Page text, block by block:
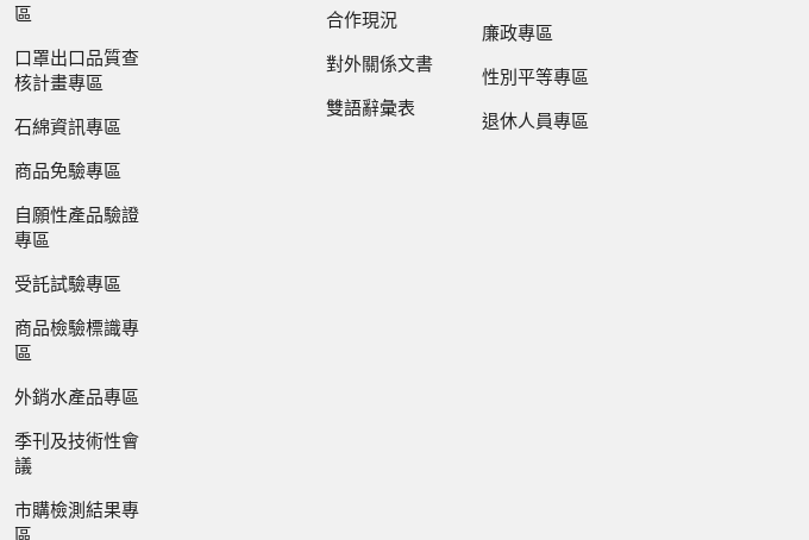
區
口罩出口品質查
核計畫專區
石綿資訊專區
商品免驗專區
自願性產品驗證
專區
受託試驗專區
商品檢驗標識專
區
外銷水產品專區
季刊及技術性會
議
市購檢測結果專
區
合作現況
對外關係文書
雙語辭彙表
廉政專區
性別平等專區
退休人員專區